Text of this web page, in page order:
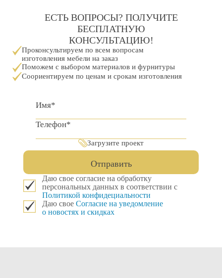
ЕСТЬ ВОПРОСЫ? ПОЛУЧИТЕ
БЕСПЛАТНУЮ
КОНСУЛЬТАЦИЮ!
Проконсультируем по всем вопросам
изготовления мебели на заказ
Поможем с выбором материалов и фурнитуры
Соориентируем по ценам и срокам изготовления
Загрузите проект
Отправить
Даю свое согласие на обработку
персональных данных в соответствии с
Политикой конфидециальности
Даю свое Согласие на уведомление
о новостях и скидках